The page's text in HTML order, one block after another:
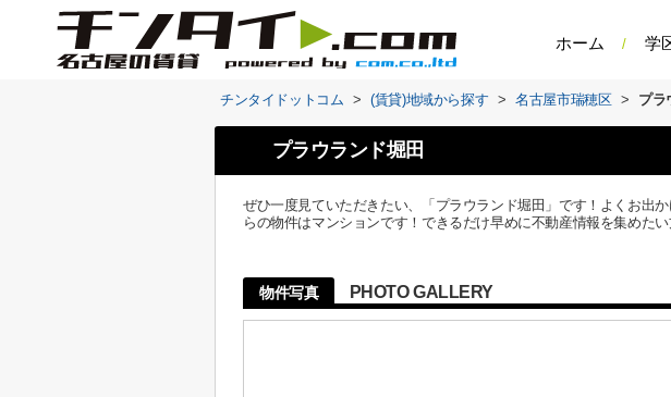
ホーム 学
チンタイドットコム > (賃貸)地域から探す > 名古屋市瑞穂区 > プラ
プラウランド堀田
ぜひ一度見ていただきたい、「プラウランド堀田」です！よくお出
らの物件はマンションです！できるだけ早めに不動産情報を集めた
物件写真 PHOTO GALLERY